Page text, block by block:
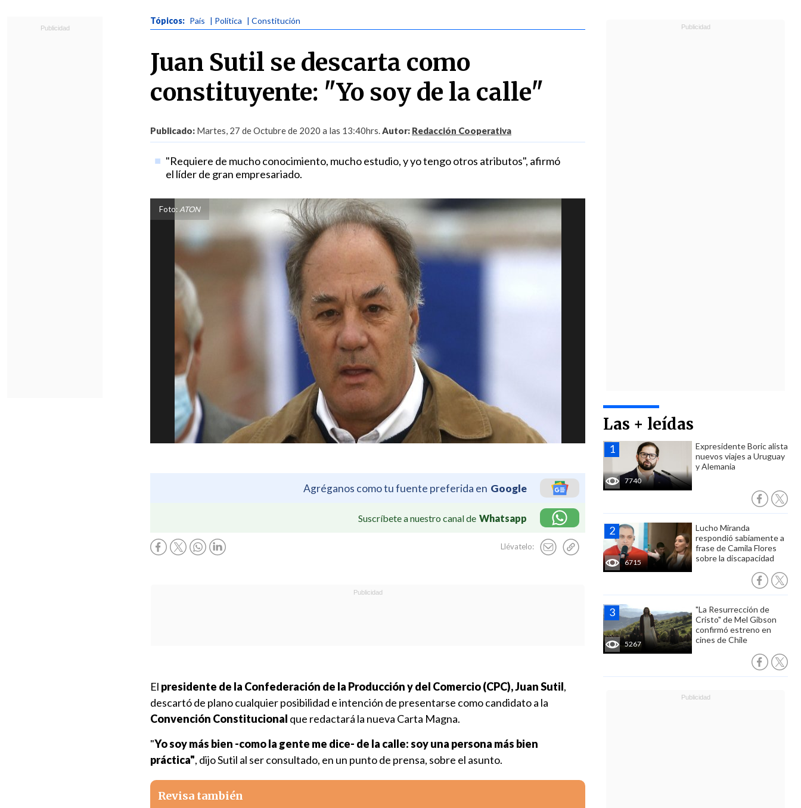
Tópicos: País | Política | Constitución
Juan Sutil se descarta como
constituyente: "Yo soy de la calle"
Publicado: Martes, 27 de Octubre de 2020 a las 13:40hrs.Autor: Redacción Cooperativa
"Requiere de mucho conocimiento, mucho estudio, y yo tengo otros atributos", afirmó
el líder de gran empresariado.
Foto: ATON
Agréganos como tu fuente preferida en Google
Suscríbete a nuestro canal de Whatsapp
Llévatelo:
Las + leídas
7740
Expresidente Boric alista
nuevos viajes a Uruguay
y Alemania
6715
Lucho Miranda
respondió sabiamente a
frase de Camila Flores
sobre la discapacidad
5267
"La Resurrección de
Cristo" de Mel Gibson
confirmó estreno en
cines de Chile
El presidente de la Confederación de la Producción y del Comercio (CPC), Juan Sutil,
descartó de plano cualquier posibilidad e intención de presentarse como candidato a la
Convención Constitucional que redactará la nueva Carta Magna.
"Yo soy más bien -como la gente me dice- de la calle: soy una persona más bien
práctica", dijo Sutil al ser consultado, en un punto de prensa, sobre el asunto.
Revisa también